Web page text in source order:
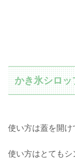
かき氷シロ
使い方は蓋を開け
使い方はとてもシ